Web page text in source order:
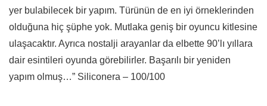
yer bulabilecek bir yapım. Türünün de en iyi örneklerinden
olduğuna hiç şüphe yok. Mutlaka geniş bir oyuncu kitlesine
ulaşacaktır. Ayrıca nostalji arayanlar da elbette 90’lı yıllara
dair esintileri oyunda görebilirler. Başarılı bir yeniden
yapım olmuş…” Siliconera – 100/100